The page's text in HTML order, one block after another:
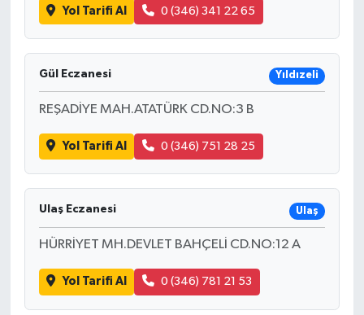
Yol Tarifi Al 0 (346) 341 22 65
Gül Eczanesi Yıldızeli
REŞADİYE MAH.ATATÜRK CD.NO:3 B
Yol Tarifi Al 0 (346) 751 28 25
Ulaş Eczanesi Ulaş
HÜRRİYET MH.DEVLET BAHÇELİ CD.NO:12 A
Yol Tarifi Al 0 (346) 781 21 53